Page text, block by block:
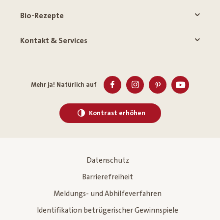
Bio-Rezepte
Kontakt & Services
Mehr ja! Natürlich auf
Kontrast erhöhen
Datenschutz
Barrierefreiheit
Meldungs- und Abhilfeverfahren
Identifikation betrügerischer Gewinnspiele